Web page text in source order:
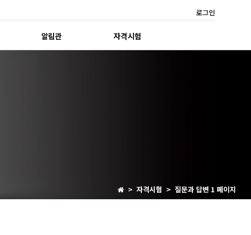
알림관 자격시험
로그인
> 자격시험 > 질문과 답변 1 페이지